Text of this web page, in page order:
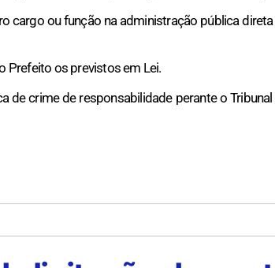
cargo ou função na administração pública
Prefeito os previstos em Lei.
de crime de responsabilidade perante o